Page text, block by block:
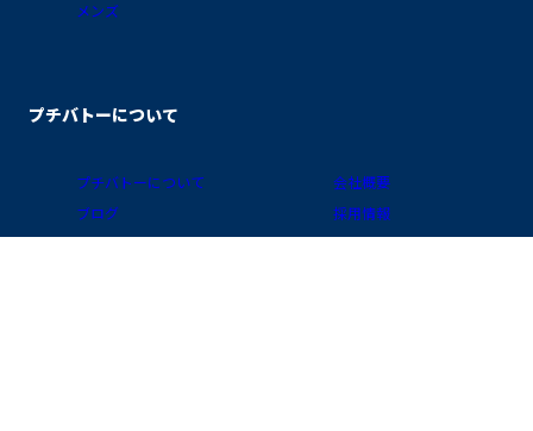
メンズ
プチバトーについて
プチバトーについて
ブログ
会社概要
採用情報